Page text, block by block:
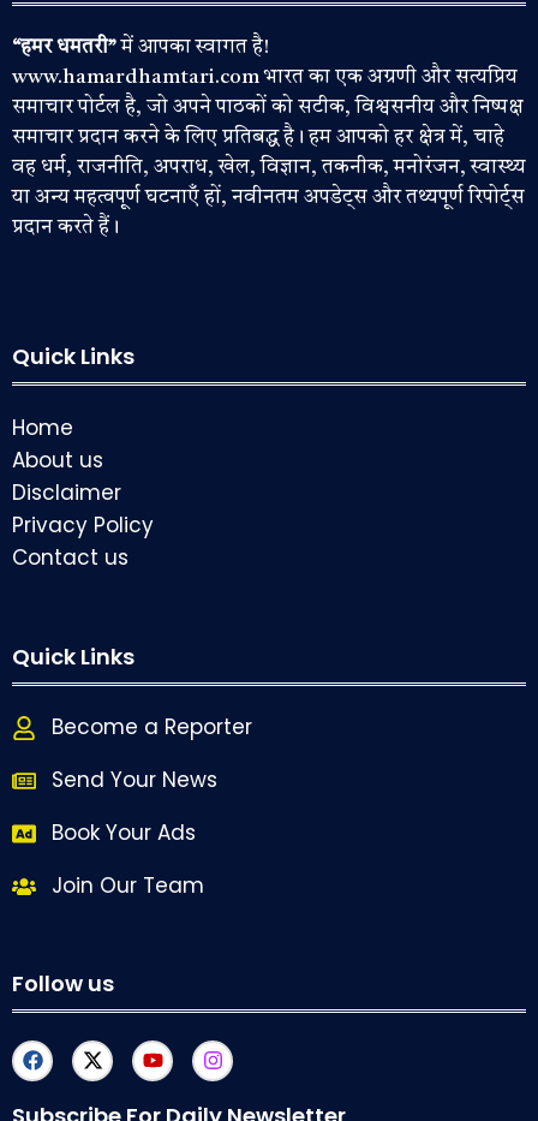
“हमर धमतरी”में आपका स्वागत है!
www.hamardhamtari.com भारत का एक अग्रणी और सत्यप्रिय
समाचार पोर्टल है, जो अपने पाठकों को सटीक, विश्वसनीय और निष्पक्ष
समाचार प्रदान करने के लिए प्रतिबद्ध है। हम आपको हर क्षेत्र में, चाहे
वह धर्म, राजनीति, अपराध, खेल, विज्ञान, तकनीक, मनोरंजन, स्वास्थ्य
या अन्य महत्वपूर्ण घटनाएँ हों, नवीनतम अपडेट्स और तथ्यपूर्ण रिपोर्ट्स
प्रदान करते हैं।
Quick Links
Home
About us
Disclaimer
Privacy Policy
Contact us
Quick Links
Become a Reporter
Send Your News
Book Your Ads
Join Our Team
Follow us